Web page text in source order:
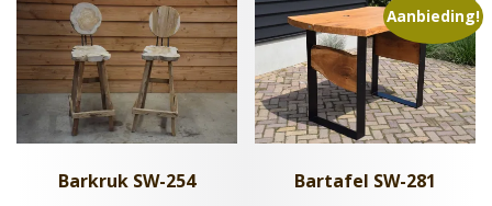
Barkruk SW-254
Aanbieding!
Bartafel SW-281